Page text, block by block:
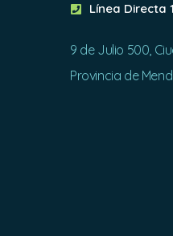
Línea Directa
9 de Julio 500,
Provincia de